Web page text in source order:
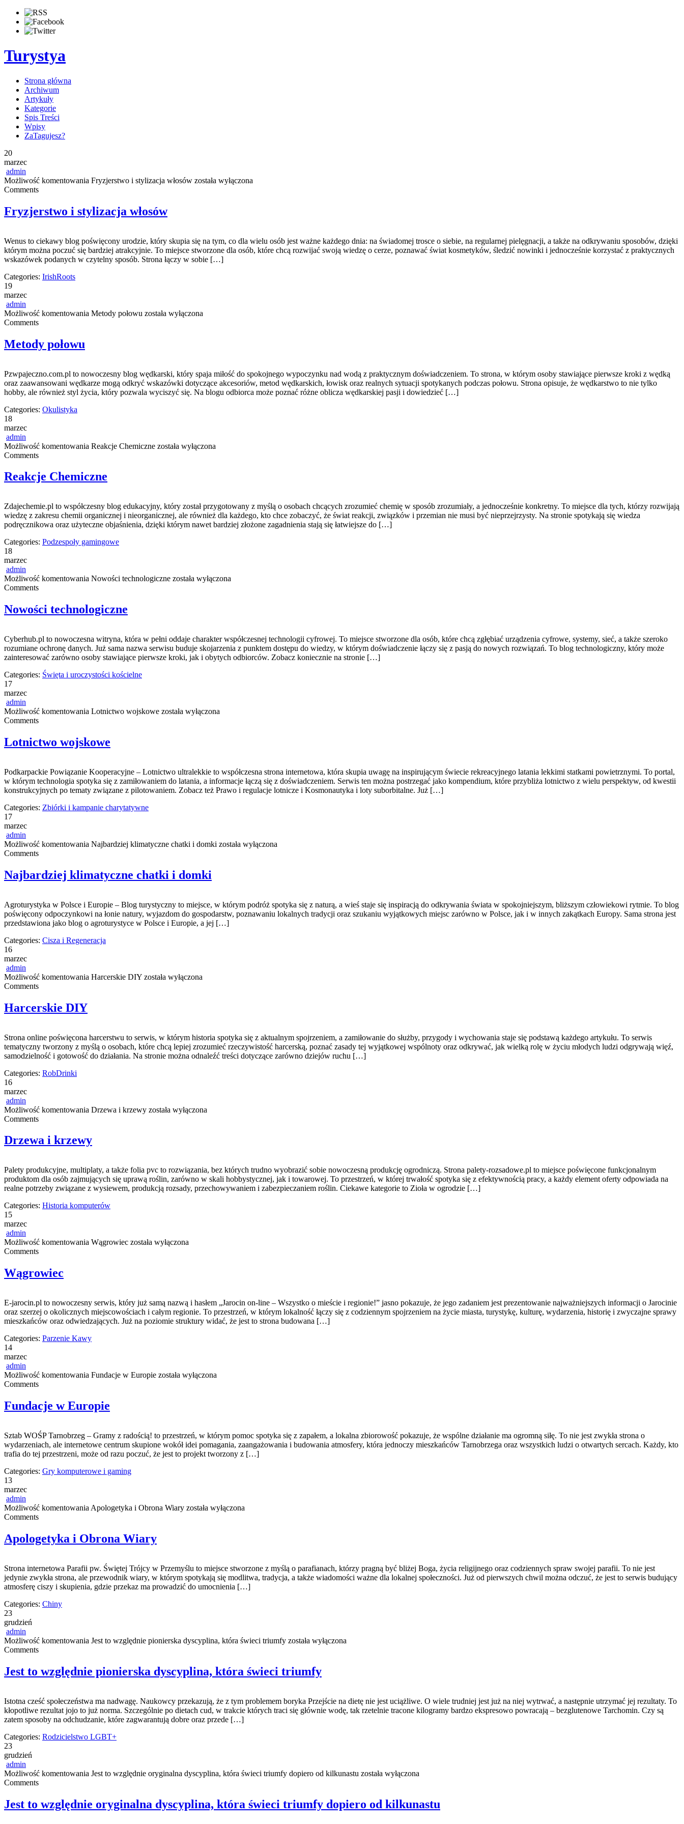
Turystya
Strona główna
Archiwum
Artykuły
Kategorie
Spis Treści
Wpisy
ZaTagujesz?
20
marzec
admin
Możliwość komentowania Fryzjerstwo i stylizacja włosów została wyłączona
Comments
Fryzjerstwo i stylizacja włosów
Wenus to ciekawy blog poświęcony urodzie, który skupia się na tym, co dla wielu osób jest ważne każdego dnia: na świadomej trosce o siebie, na regularnej pielęgnacji, a także na odkrywaniu sposobów, dzięki
którym można poczuć się bardziej atrakcyjnie. To miejsce stworzone dla osób, które chcą rozwijać swoją wiedzę o cerze, poznawać świat kosmetyków, śledzić nowinki i jednocześnie korzystać z praktycznych
wskazówek podanych w czytelny sposób. Strona łączy w sobie […]
Categories: IrishRoots
19
marzec
admin
Możliwość komentowania Metody połowu została wyłączona
Comments
Metody połowu
Pzwpajeczno.com.pl to nowoczesny blog wędkarski, który spaja miłość do spokojnego wypoczynku nad wodą z praktycznym doświadczeniem. To strona, w którym osoby stawiające pierwsze kroki z wędką
oraz zaawansowani wędkarze mogą odkryć wskazówki dotyczące akcesoriów, metod wędkarskich, łowisk oraz realnych sytuacji spotykanych podczas połowu. Strona opisuje, że wędkarstwo to nie tylko
hobby, ale również styl życia, który pozwala wyciszyć się. Na blogu odbiorca może poznać różne oblicza wędkarskiej pasji i dowiedzieć […]
Categories: Okulistyka
18
marzec
admin
Możliwość komentowania Reakcje Chemiczne została wyłączona
Comments
Reakcje Chemiczne
Zdajechemie.pl to współczesny blog edukacyjny, który został przygotowany z myślą o osobach chcących zrozumieć chemię w sposób zrozumiały, a jednocześnie konkretny. To miejsce dla tych, którzy rozwijają
wiedzę z zakresu chemii organicznej i nieorganicznej, ale również dla każdego, kto chce zobaczyć, że świat reakcji, związków i przemian nie musi być nieprzejrzysty. Na stronie spotykają się wiedza
podręcznikowa oraz użyteczne objaśnienia, dzięki którym nawet bardziej złożone zagadnienia stają się łatwiejsze do […]
Categories: Podzespoły gamingowe
18
marzec
admin
Możliwość komentowania Nowości technologiczne została wyłączona
Comments
Nowości technologiczne
Cyberhub.pl to nowoczesna witryna, która w pełni oddaje charakter współczesnej technologii cyfrowej. To miejsce stworzone dla osób, które chcą zgłębiać urządzenia cyfrowe, systemy, sieć, a także szeroko
rozumiane ochronę danych. Już sama nazwa serwisu buduje skojarzenia z punktem dostępu do wiedzy, w którym doświadczenie łączy się z pasją do nowych rozwiązań. To blog technologiczny, który może
zainteresować zarówno osoby stawiające pierwsze kroki, jak i obytych odbiorców. Zobacz koniecznie na stronie […]
Categories: Święta i uroczystości kościelne
17
marzec
admin
Możliwość komentowania Lotnictwo wojskowe została wyłączona
Comments
Lotnictwo wojskowe
Podkarpackie Powiązanie Kooperacyjne – Lotnictwo ultralekkie to współczesna strona internetowa, która skupia uwagę na inspirującym świecie rekreacyjnego latania lekkimi statkami powietrznymi. To portal,
w którym technologia spotyka się z zamiłowaniem do latania, a informacje łączą się z doświadczeniem. Serwis ten można postrzegać jako kompendium, które przybliża lotnictwo z wielu perspektyw, od kwestii
konstrukcyjnych po tematy związane z pilotowaniem. Zobacz też Prawo i regulacje lotnicze i Kosmonautyka i loty suborbitalne. Już […]
Categories: Zbiórki i kampanie charytatywne
17
marzec
admin
Możliwość komentowania Najbardziej klimatyczne chatki i domki została wyłączona
Comments
Najbardziej klimatyczne chatki i domki
Agroturystyka w Polsce i Europie – Blog turystyczny to miejsce, w którym podróż spotyka się z naturą, a wieś staje się inspiracją do odkrywania świata w spokojniejszym, bliższym człowiekowi rytmie. To blog
poświęcony odpoczynkowi na łonie natury, wyjazdom do gospodarstw, poznawaniu lokalnych tradycji oraz szukaniu wyjątkowych miejsc zarówno w Polsce, jak i w innych zakątkach Europy. Sama strona jest
przedstawiona jako blog o agroturystyce w Polsce i Europie, a jej […]
Categories: Cisza i Regeneracja
16
marzec
admin
Możliwość komentowania Harcerskie DIY została wyłączona
Comments
Harcerskie DIY
Strona online poświęcona harcerstwu to serwis, w którym historia spotyka się z aktualnym spojrzeniem, a zamiłowanie do służby, przygody i wychowania staje się podstawą każdego artykułu. To serwis
tematyczny tworzony z myślą o osobach, które chcą lepiej zrozumieć rzeczywistość harcerską, poznać zasady tej wyjątkowej wspólnoty oraz odkrywać, jak wielką rolę w życiu młodych ludzi odgrywają więź,
samodzielność i gotowość do działania. Na stronie można odnaleźć treści dotyczące zarówno dziejów ruchu […]
Categories: RobDrinki
16
marzec
admin
Możliwość komentowania Drzewa i krzewy została wyłączona
Comments
Drzewa i krzewy
Palety produkcyjne, multiplaty, a także folia pvc to rozwiązania, bez których trudno wyobrazić sobie nowoczesną produkcję ogrodniczą. Strona palety-rozsadowe.pl to miejsce poświęcone funkcjonalnym
produktom dla osób zajmujących się uprawą roślin, zarówno w skali hobbystycznej, jak i towarowej. To przestrzeń, w której trwałość spotyka się z efektywnością pracy, a każdy element oferty odpowiada na
realne potrzeby związane z wysiewem, produkcją rozsady, przechowywaniem i zabezpieczaniem roślin. Ciekawe kategorie to Zioła w ogrodzie […]
Categories: Historia komputerów
15
marzec
admin
Możliwość komentowania Wągrowiec została wyłączona
Comments
Wągrowiec
E-jarocin.pl to nowoczesny serwis, który już samą nazwą i hasłem „Jarocin on-line – Wszystko o mieście i regionie!” jasno pokazuje, że jego zadaniem jest prezentowanie najważniejszych informacji o Jarocinie
oraz szerzej o okolicznych miejscowościach i całym regionie. To przestrzeń, w którym lokalność łączy się z codziennym spojrzeniem na życie miasta, turystykę, kulturę, wydarzenia, historię i zwyczajne sprawy
mieszkańców oraz odwiedzających. Już na poziomie struktury widać, że jest to strona budowana […]
Categories: Parzenie Kawy
14
marzec
admin
Możliwość komentowania Fundacje w Europie została wyłączona
Comments
Fundacje w Europie
Sztab WOŚP Tarnobrzeg – Gramy z radością! to przestrzeń, w którym pomoc spotyka się z zapałem, a lokalna zbiorowość pokazuje, że wspólne działanie ma ogromną siłę. To nie jest zwykła strona o
wydarzeniach, ale internetowe centrum skupione wokół idei pomagania, zaangażowania i budowania atmosfery, która jednoczy mieszkańców Tarnobrzega oraz wszystkich ludzi o otwartych sercach. Każdy, kto
trafia do tej przestrzeni, może od razu poczuć, że jest to projekt tworzony z […]
Categories: Gry komputerowe i gaming
13
marzec
admin
Możliwość komentowania Apologetyka i Obrona Wiary została wyłączona
Comments
Apologetyka i Obrona Wiary
Strona internetowa Parafii pw. Świętej Trójcy w Przemyślu to miejsce stworzone z myślą o parafianach, którzy pragną być bliżej Boga, życia religijnego oraz codziennych spraw swojej parafii. To nie jest
jedynie zwykła strona, ale przewodnik wiary, w którym spotykają się modlitwa, tradycja, a także wiadomości ważne dla lokalnej społeczności. Już od pierwszych chwil można odczuć, że jest to serwis budujący
atmosferę ciszy i skupienia, gdzie przekaz ma prowadzić do umocnienia […]
Categories: Chiny
23
grudzień
admin
Możliwość komentowania Jest to względnie pionierska dyscyplina, która świeci triumfy została wyłączona
Comments
Jest to względnie pionierska dyscyplina, która świeci triumfy
Istotna cześć społeczeństwa ma nadwagę. Naukowcy przekazują, że z tym problemem boryka Przejście na dietę nie jest uciążliwe. O wiele trudniej jest już na niej wytrwać, a następnie utrzymać jej rezultaty. To
kłopotliwe rezultat jojo to już norma. Szczególnie po dietach cud, w trakcie których traci się głównie wodę, tak rzetelnie tracone kilogramy bardzo ekspresowo powracają – bezglutenowe Tarchomin. Czy są
zatem sposoby na odchudzanie, które zagwarantują dobre oraz przede […]
Categories: Rodzicielstwo LGBT+
23
grudzień
admin
Możliwość komentowania Jest to względnie oryginalna dyscyplina, która świeci triumfy dopiero od kilkunastu została wyłączona
Comments
Jest to względnie oryginalna dyscyplina, która świeci triumfy dopiero od kilkunastu